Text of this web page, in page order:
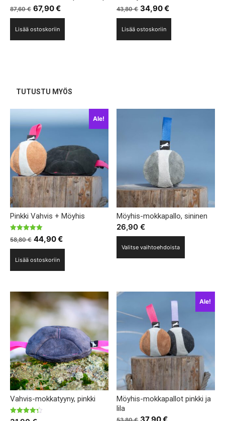
87,60€ Alkuperäinen
hinta
oli:
67,90€Nykyinen
hinta
Lisää ostoskoriin
43,80€ Alkuperäinen
hinta
oli:
34,90€Nykyinen
hinta
Lisää ostoskoriin
TUTUSTU MYÖS
Ale!
Pinkki Vahvis + Möyhis
Arvostelu
tuotteesta:
5.00
58,80€ Alkuperäinen
hinta
oli:
44,90€Nykyinen
hinta
Lisää ostoskoriin
Möyhis-mokkapallo, sininen
26,90€
Valitse vaihtoehdoista
muunnelma.
tehdä
tuotteen
sivulla.
Vahvis-mokkatyyny, pinkki
Arvostelu
Ale!
Möyhis-mokkapallot pinkki ja
lila
Alkuperäinen
Nykyinen